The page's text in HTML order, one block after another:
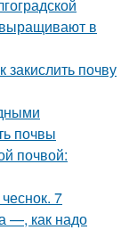
в
закислить почву
почвы
почвой:
7
—, как надо